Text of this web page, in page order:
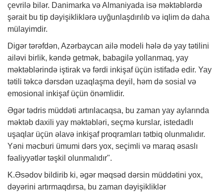
çevrilə bilər. Danimarka və Almaniyada isə məktəblərdə
şərait bu tip dəyişikliklərə uyğunlaşdırılıb və iqlim də daha
mülayimdir.
Digər tərəfdən, Azərbaycan ailə modeli hələ də yay tətilini
ailəvi birlik, kəndə getmək, babagilə yollanmaq, yay
məktəblərində iştirak və fərdi inkişaf üçün istifadə edir. Yay
tətili təkcə dərsdən uzaqlaşma deyil, həm də sosial və
emosional inkişaf üçün önəmlidir.
Əgər tədris müddəti artırılacaqsa, bu zaman yay aylarında
məktəb daxili yay məktəbləri, seçmə kurslar, istedadlı
uşaqlar üçün əlavə inkişaf proqramları tətbiq olunmalıdır.
Yəni məcburi ümumi dərs yox, seçimli və maraq əsaslı
fəaliyyətlər təşkil olunmalıdır".
K.Əsədov bildirib ki, əgər məqsəd dərsin müddətini yox,
dəyərini artırmaqdırsa, bu zaman dəyişikliklər